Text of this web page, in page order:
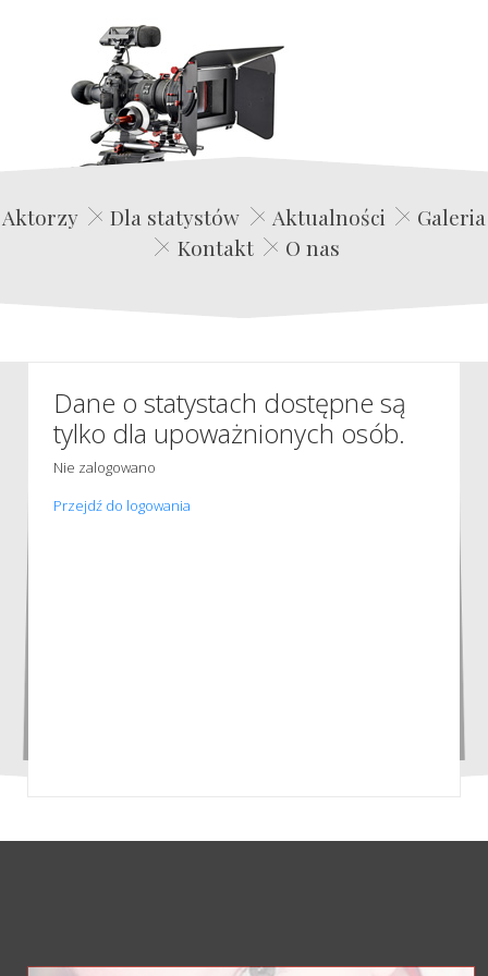
Edwin Film Agencja Aktorska
Aktorzy Dla statystów Aktualności
Galeria
Kontakt
O nas
Dane o statystach dostępne są
tylko dla upoważnionych osób.
Nie zalogowano
Przejdź do logowania